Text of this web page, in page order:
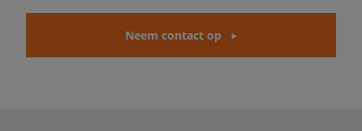
Neem contact op